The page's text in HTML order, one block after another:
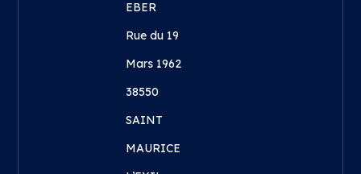
EBER
Rue du 19
Mars 1962
38550
SAINT
MAURICE